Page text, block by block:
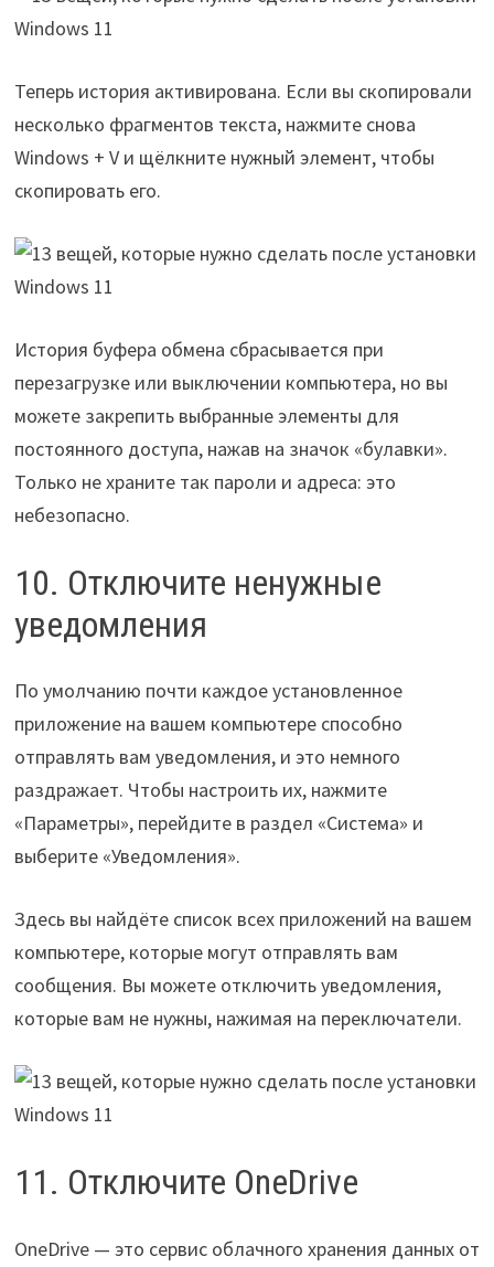
Теперь история активирована. Если вы скопировали
несколько фрагментов текста, нажмите снова
Windows + V и щёлкните нужный элемент, чтобы
скопировать его.
История буфера обмена сбрасывается при
перезагрузке или выключении компьютера, но вы
можете закрепить выбранные элементы для
постоянного доступа, нажав на значок «булавки».
Только не храните так пароли и адреса: это
небезопасно.
10. Отключите ненужные
уведомления
По умолчанию почти каждое установленное
приложение на вашем компьютере способно
отправлять вам уведомления, и это немного
раздражает. Чтобы настроить их, нажмите
«Параметры», перейдите в раздел «Система» и
выберите «Уведомления».
Здесь вы найдёте список всех приложений на вашем
компьютере, которые могут отправлять вам
сообщения. Вы можете отключить уведомления,
которые вам не нужны, нажимая на переключатели.
11. Отключите OneDrive
OneDrive — это сервис облачного хранения данных от